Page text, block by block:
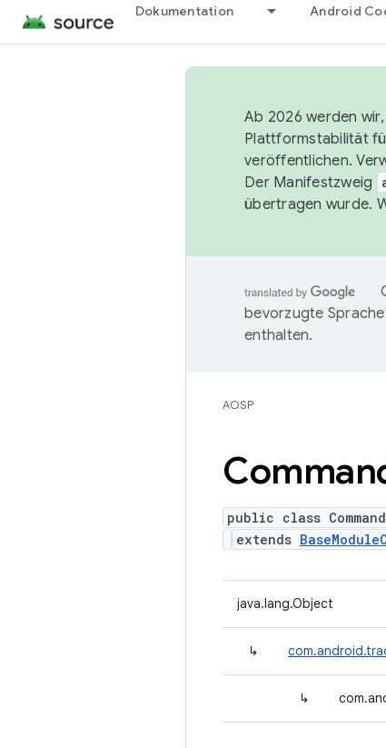
Dokumentation Android
Ab 2026 werden
Plattformstabilität
veröffentlichen.
Der Manifestzweig
übertragen wurde.
bevorzugte
enthalten.
AOSP
public class
extends
java.lang.Object
↳
↳